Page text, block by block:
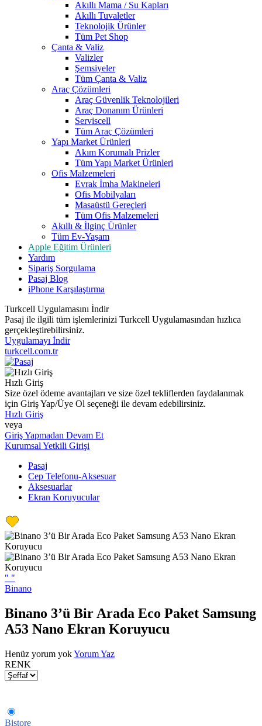
Akıllı Mama / Su Kapları
Akıllı Tuvaletler
Teknolojik Ürünler
Tüm Pet Shop
Çanta & Valiz
Valizler
Şemsiyeler
Tüm Çanta & Valiz
Araç Çözümleri
Araç Güvenlik Teknolojileri
Araç Donanım Ürünleri
Serviscell
Tüm Araç Çözümleri
Yapı Market Ürünleri
Akım Korumalı Prizler
Tüm Yapı Market Ürünleri
Ofis Malzemeleri
Evrak İmha Makineleri
Ofis Mobilyaları
Masaüstü Gereçleri
Tüm Ofis Malzemeleri
Akıllı & İlginç Ürünler
Tüm Ev-Yaşam
Apple Eğitim Ürünleri
Yardım
Sipariş Sorgulama
Pasaj Blog
iPhone Karşılaştırma
Turkcell Uygulamasını İndir
Pasaj ile ilgili tüm işlemlerinizi Turkcell Uygulamasından hızlıca
gerçekleştirebilirsiniz.
Uygulamayı İndir
turkcell.com.tr
Hızlı Giriş
Size özel ödeme avantajları ve size özel tekliflerden faydalanmak
için Giriş Yap/Üye Ol seçeneği ile devam edebilirsiniz.
Hızlı Giriş
veya
Giriş Yapmadan Devam Et
Kurumsal Yetkili Girişi
Pasaj
Cep Telefonu-Aksesuar
Aksesuarlar
Ekran Koruyucular
" "
Binano
Binano 3’ü Bir Arada Eco Paket Samsung
A53 Nano Ekran Koruyucu
Henüz yorum yokYorum Yaz
RENK
Bistore